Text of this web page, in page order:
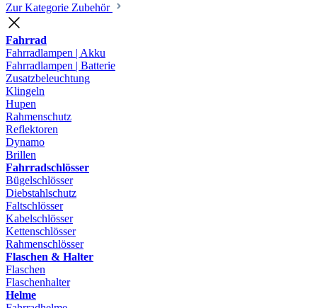
Zur Kategorie Zubehör
Fahrrad
Fahrradlampen | Akku
Fahrradlampen | Batterie
Zusatzbeleuchtung
Klingeln
Hupen
Rahmenschutz
Reflektoren
Dynamo
Brillen
Fahrradschlösser
Bügelschlösser
Diebstahlschutz
Faltschlösser
Kabelschlösser
Kettenschlösser
Rahmenschlösser
Flaschen & Halter
Flaschen
Flaschenhalter
Helme